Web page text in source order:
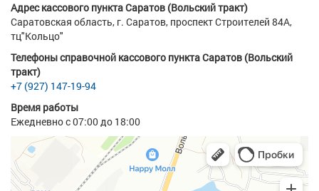
Адрес кассового пункта Саратов (Вольский тракт)
Саратовская область, г. Саратов, проспект Строителей 84А,
тц"Кольцо"
Телефоны справочной кассового пункта Саратов (Вольский
тракт)
+7 (927) 147-19-94
Время работы
Ежедневно с 07:00 до 18:00